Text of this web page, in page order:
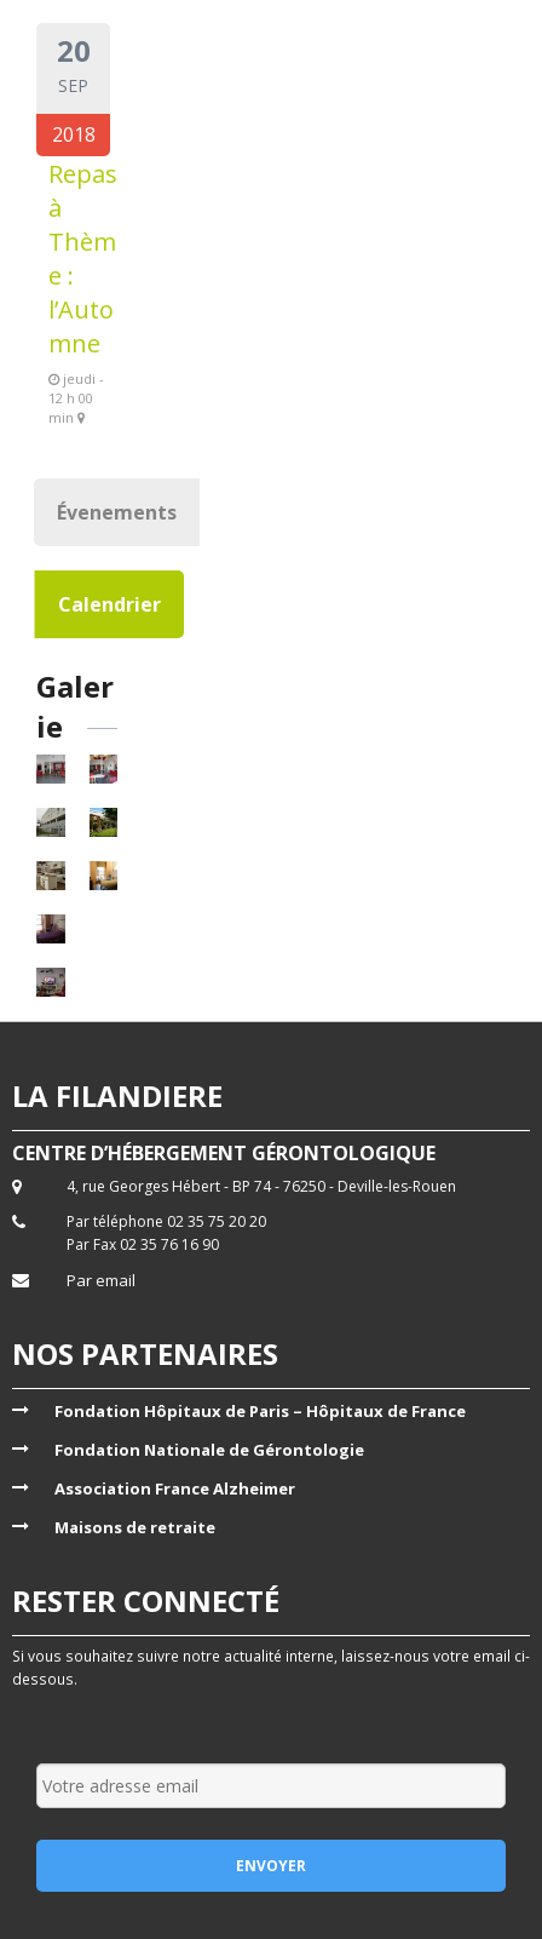
20
SEP
2018
Repas
à
Thèm
e :
l’Auto
mne
jeudi -
12 h 00
min
Évenements
Calendrier
Galer
ie
LA FILANDIERE
CENTRE D’HÉBERGEMENT GÉRONTOLOGIQUE
4, rue Georges Hébert - BP 74 - 76250 - Deville-les-Rouen
Par téléphone 02 35 75 20 20
Par Fax 02 35 76 16 90
Par email
NOS PARTENAIRES
Fondation Hôpitaux de Paris – Hôpitaux de France
Fondation Nationale de Gérontologie
Association France Alzheimer
Maisons de retraite
RESTER CONNECTÉ
Si vous souhaitez suivre notre actualité interne, laissez-nous votre email ci-
dessous.